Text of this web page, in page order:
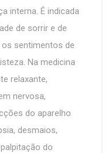
interna. É indicada
de sorrir e de
sentimentos de
Na medicina
relaxante,
nervosa,
do aparelho
desmaios,
do